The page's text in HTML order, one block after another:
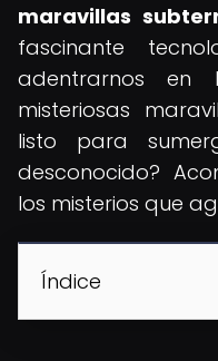
maravillas
fascinante
adentrarnos en
misteriosas
listo para
desconocido?
los misterios que
Índice